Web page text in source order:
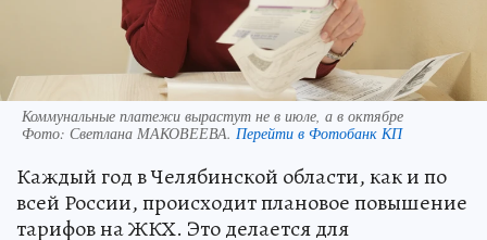
Коммунальные платежи вырастут не в июле, а в октябре
Фото: Светлана МАКОВЕЕВА. Перейти в Фотобанк КП
Каждый год в Челябинской области, как и по
всей России, происходит плановое повышение
тарифов на ЖКХ. Это делается для